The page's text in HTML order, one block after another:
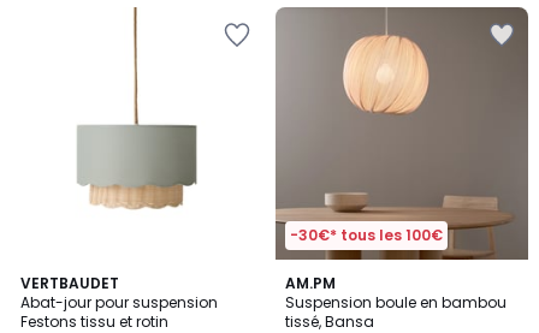
VERTBAUDET
Abat-jour pour suspension
Festons tissu et rotin
-30€* tous les 100€
AM.PM
Suspension boule en bambou
tissé, Bansa
4,5
/ 5